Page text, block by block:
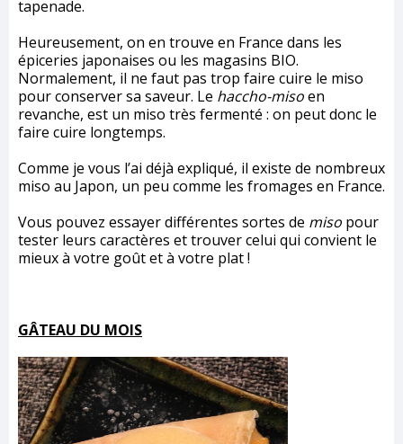
tapenade.
Heureusement, on en trouve en France dans les
épiceries japonaises ou les magasins BIO.
Normalement, il ne faut pas trop faire cuire le miso
pour conserver sa saveur. Le haccho-misoen
revanche, est un miso très fermenté : on peut donc le
faire cuire longtemps.
Comme je vous l’ai déjà expliqué, il existe de nombreux
miso au Japon, un peu comme les fromages en France.
Vous pouvez essayer différentes sortes de miso pour
tester leurs caractères et trouver celui qui convient le
mieux à votre goût et à votre plat !
GÂTEAU DU MOIS